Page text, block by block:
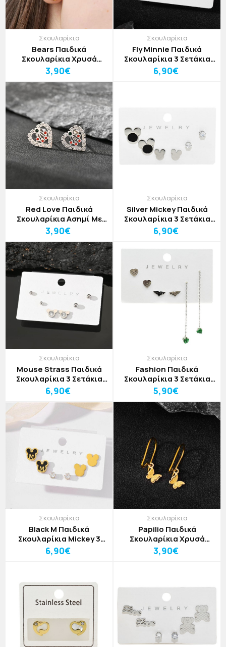
Σκουλαρίκια
Bears Παιδικά
Σκουλαρίκια Χρυσά
Αρκουδάκια
3,90€
Σκουλαρίκια
Fly Minnie Παιδικά
Σκουλαρίκια 3 Σετάκια
Minnie , Πεταλούδες
Χρυσές Και Στρας
6,90€
Σκουλαρίκια
Red Love Παιδικά
Σκουλαρίκια Ασημί Με
Κόκκινο Ζιρκόν
3,90€
Σκουλαρίκια
Silver Mickey Παιδικά
Σκουλαρίκια 3 Σετάκια
Ασημί
6,90€
Σκουλαρίκια
Mouse Strass Παιδικά
Σκουλαρίκια 3 Σετάκια
Ασημί Με Λευκά Ζιρκόν
6,90€
Σκουλαρίκια
Fashion Παιδικά
Σκουλαρίκια 3 Σετάκια
Ασημί Με Πράσινες
Καρδιές
5,90€
Σκουλαρίκια
Black M Παιδικά
Σκουλαρίκια Mickey 3
Σετάκια Χρυσό Με
Μαύρο
6,90€
Σκουλαρίκια
Papilio Παιδικά
Σκουλαρίκια Χρυσά
Πεταλούδες
3,90€